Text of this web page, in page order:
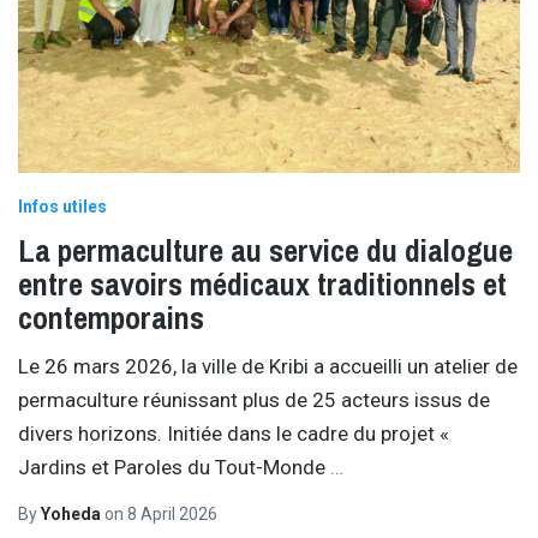
Infos utiles
La permaculture au service du dialogue
entre savoirs médicaux traditionnels et
contemporains
Le 26 mars 2026, la ville de Kribi a accueilli un atelier de
permaculture réunissant plus de 25 acteurs issus de
divers horizons. Initiée dans le cadre du projet «
Jardins et Paroles du Tout-Monde …
ByYoheda on 8 April 2026